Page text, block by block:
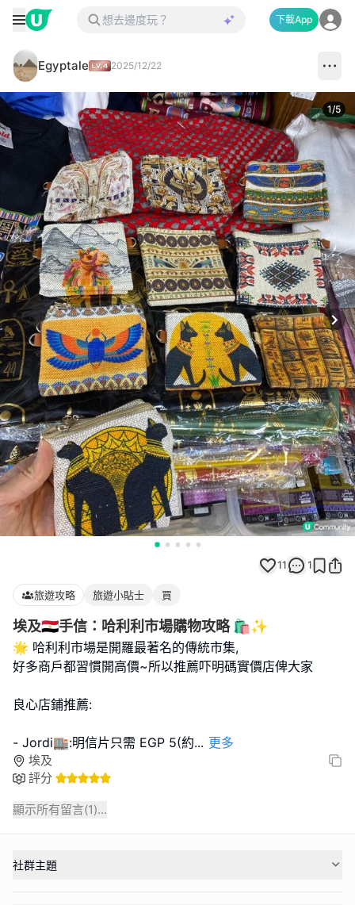
下載App
Egyptale 2025/12/22
1/5
11 1
旅遊攻略 旅遊小貼士 買
埃及🇪🇬手信：哈利利市場購物攻略 🛍️✨
🌟 哈利利市場是開羅最著名的傳統市集,
好多商戶都習慣開高價~所以推薦吓明碼實價店俾大家
良心店鋪推薦:
- Jordi🏬:明信片只需 EGP 5(約... 更多
埃及
評分
顯示所有留言(1)...
社群主題